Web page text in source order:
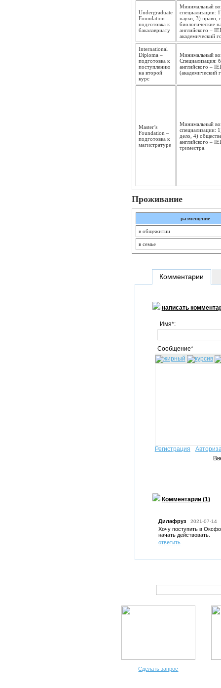
Undergraduate
Foundation –
подготовка к
бакалавриату
Минимальный
специализации:
науки, 3) право,
биологические
английского –
академический
International
Diploma –
подготовка к
поступлению
на второй
курс
Минимальный
Специализация:
английского –
(академический
Master’s
Foundation –
подготовка к
магистратуре
Минимальный
специализации:
дело, 4)
английского –
триместра.
Проживание
размещение
в общежитии
в семье
Комментарии
написать
Имя*:
Сообщение*
Регистрация
Комментарии (1)
Дилафруз 2021-07-14
Хочу поступить в
начать действовать.
ответить
Сделать запрос